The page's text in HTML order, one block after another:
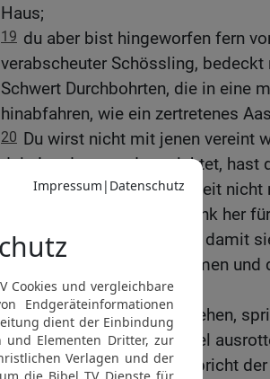
Haus;
19 du aber bist hingeworfen fern
verabscheuter Schössling,
Schwert Durchbohrten, die in eine
hinabfahren, wie ein zertretenes
20 Du wirst nicht mit jenen vereint
dein Land zugrunde gerichtet, hast
der Übeltäter wird in Ewigkeit
Richtet eine Schlachtbank her
Missetat ihrer Väter willen, damit
und die Erde in Besitz nehmen
machen!«
22 Ich will gegen sie aufstehen,
Heerscharen, und von Babel
Spross und Schössling!, spricht der